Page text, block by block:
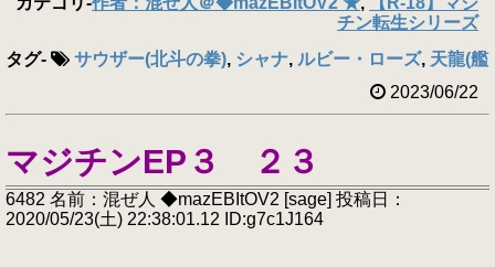
チン転生シリーズ
タグ- サウザー(北斗の拳), シャナ, ルビー・ローズ, 天龍(艦
2023/06/22
マジチンEP３ ２３
6482 名前：混ぜ人 ◆mazEBItOV2 [sage] 投稿日：
2020/05/23(土) 22:38:01.12 ID:g7c1J164